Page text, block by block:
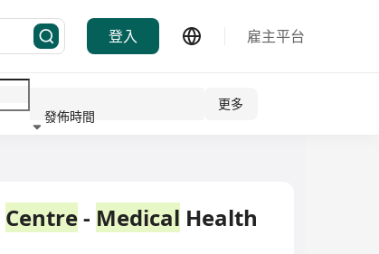
登入 雇主平台
發佈時間
更多
Centre- Medical Health